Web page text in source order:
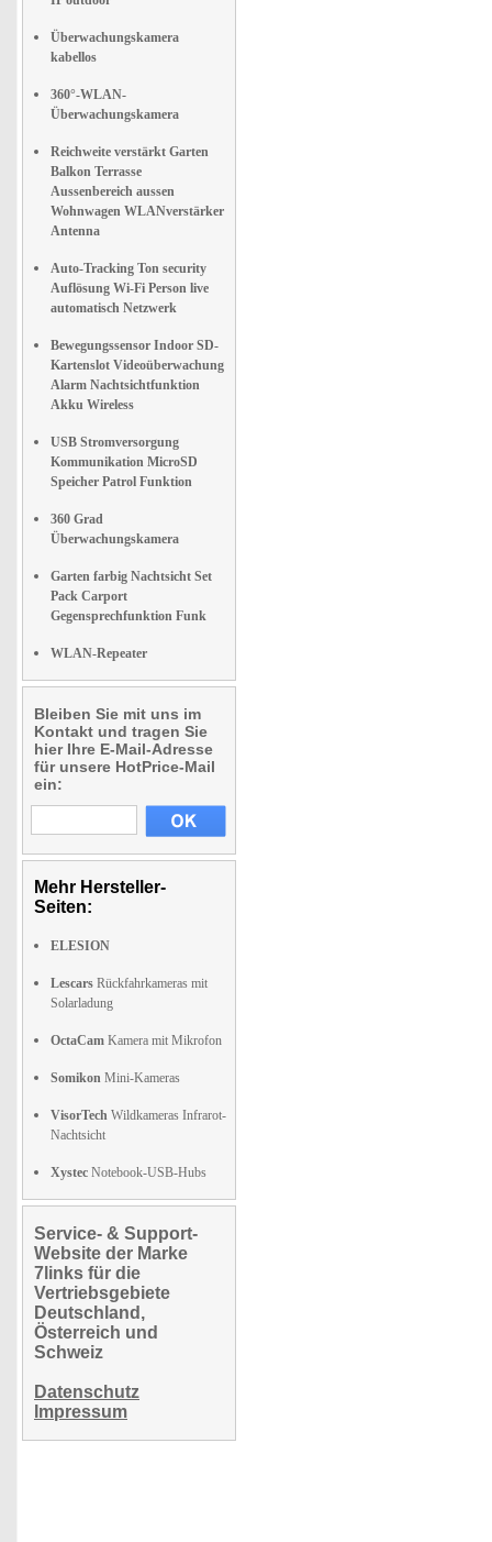
Überwachungskamera
kabellos
360°-WLAN-
Überwachungskamera
Reichweite verstärkt Garten
Balkon Terrasse
Aussenbereich aussen
Wohnwagen WLANverstärker
Antenna
Auto-Tracking Ton security
Auflösung Wi-Fi Person live
automatisch Netzwerk
Bewegungssensor Indoor SD-
Kartenslot Videoüberwachung
Alarm Nachtsichtfunktion
Akku Wireless
USB Stromversorgung
Kommunikation MicroSD
Speicher Patrol Funktion
360 Grad
Überwachungskamera
Garten farbig Nachtsicht Set
Pack Carport
Gegensprechfunktion Funk
WLAN-Repeater
Bleiben Sie mit uns im
Kontakt und tragen Sie
hier Ihre E-Mail-Adresse
für unsere HotPrice-Mail
ein:
Mehr Hersteller-
Seiten:
ELESION
Lescars Rückfahrkameras mit
Solarladung
OctaCam Kamera mit Mikrofon
Somikon Mini-Kameras
VisorTech Wildkameras Infrarot-
Nachtsicht
Xystec Notebook-USB-Hubs
Service- & Support-
Website der Marke
7links für die
Vertriebsgebiete
Deutschland,
Österreich und
Schweiz
Datenschutz
Impressum